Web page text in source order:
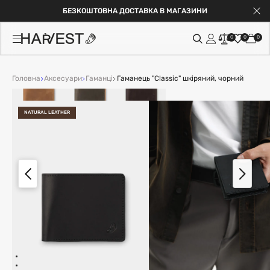
В МАГАЗИНИ ГАРАНТІЯ НА
0 0 0
Головна Аксесуари Гаманці Гаманець "Classic" шкіряний, чорний
NATURAL LEATHER
ІНШІ КОЛЬОРИ
ОПИС
Класичний гаманець із натуральної шкіри Crazy Horse.
Практичний, компактний і водночас стильний. Ідеальний
вибір для тих, хто цінує простоту й надійність. Натуральна
шкіра Crazy Horse з часом набуває особливого вінтажного
вигляду, тому гаманець не лише практичний, а й стильний: